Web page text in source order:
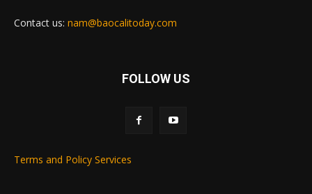
Contact us: nam@baocalitoday.com
FOLLOW US
Terms and Policy Services